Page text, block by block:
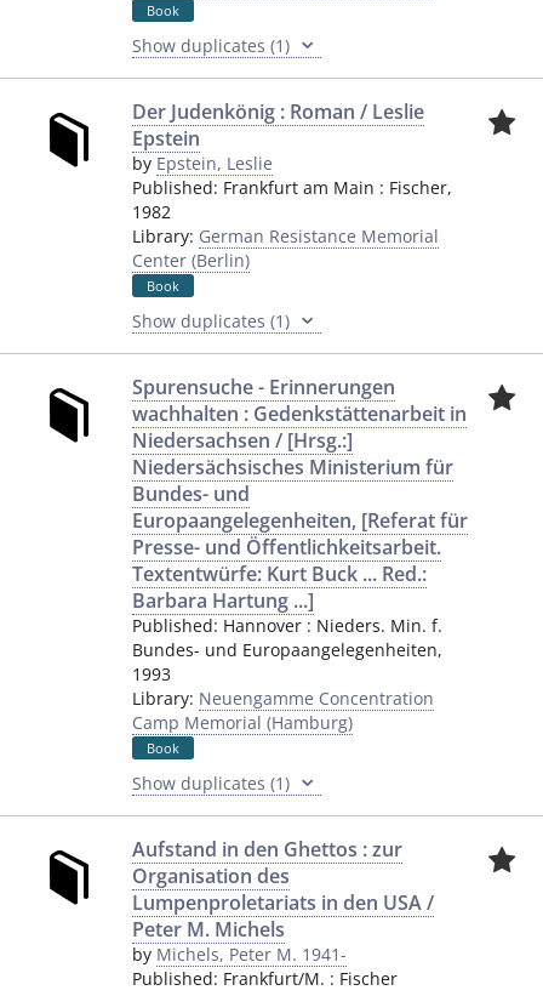
Book
Show duplicates (1)
Der Judenkönig : Roman / Leslie
Epstein
by Epstein, Leslie
Published: Frankfurt am Main : Fischer,
1982
Library: German Resistance Memorial
Center (Berlin)
Book
Show duplicates (1)
Spurensuche - Erinnerungen
wachhalten : Gedenkstättenarbeit in
Niedersachsen / [Hrsg.:]
Niedersächsisches Ministerium für
Bundes- und
Europaangelegenheiten, [Referat für
Presse- und Öffentlichkeitsarbeit.
Textentwürfe: Kurt Buck ... Red.:
Barbara Hartung ...]
Published: Hannover : Nieders. Min. f.
Bundes- und Europaangelegenheiten,
1993
Library: Neuengamme Concentration
Camp Memorial (Hamburg)
Book
Show duplicates (1)
Aufstand in den Ghettos : zur
Organisation des
Lumpenproletariats in den USA /
Peter M. Michels
by Michels, Peter M. 1941-
Published: Frankfurt/M. : Fischer